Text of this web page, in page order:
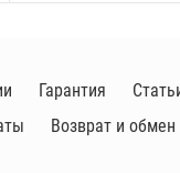
Гарантия
Возврат и обмен